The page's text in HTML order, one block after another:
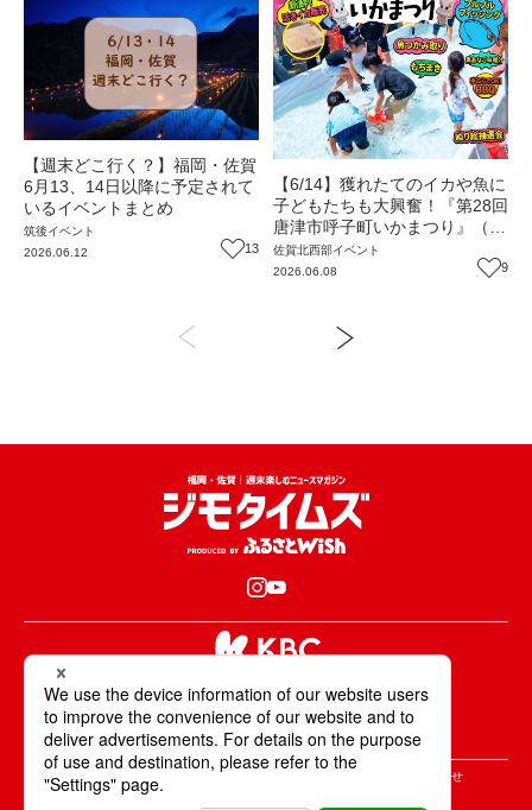
【週末どこ行く？】福岡・佐賀
6月13、14日以降に予定されて
いるイベントまとめ
筑後イベント
2026.06.12
13
【6/14】獲れたてのイカや魚に
子どもたちも大興奮！『第28回
唐津市呼子町いかまつり』（佐
賀・唐津市）【イベント】
※「魚つかみ取り」は不漁のた
佐賀北西部イベント
2026.06.08
9
KBCが取材・撮影した情報・映像は国内外の
テレビ・ラジオ・インターネットなどで放送・配信します。
All Rights Reserved. Copyright © KBC Co.,Ltd.
＞お問合せ
＞個人情報の取り扱いについて